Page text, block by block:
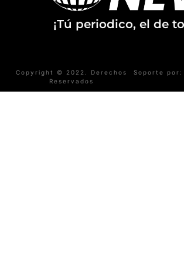
¡Tú periodico, el de
Copyright © 2022. Derechos
Reservados
Soporte por: